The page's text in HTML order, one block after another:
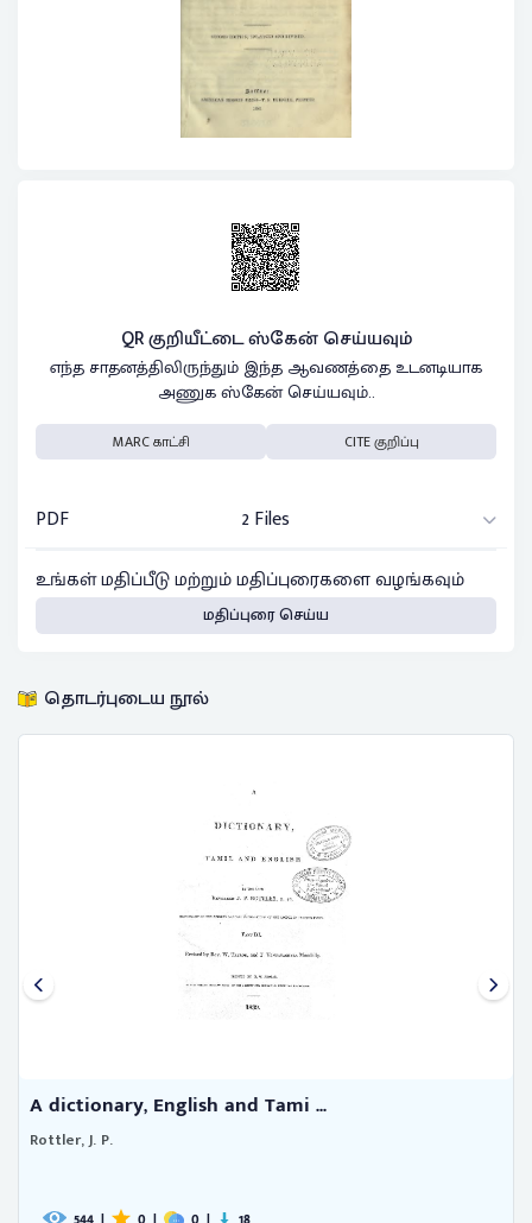
QR குறியீட்டை ஸ்கேன் செய்யவும்
எந்த சாதனத்திலிருந்தும் இந்த ஆவணத்தை உடனடியாக
அணுக ஸ்கேன் செய்யவும்..
MARC காட்சி CITE குறிப்பு
PDF
2 Files
உங்கள் மதிப்பீடு மற்றும் மதிப்புரைகளை வழங்கவும்
மதிப்புரை செய்ய
தொடர்புடைய நூல்
A dictionary, English and Tami ...
Rottler, J. P.
| | |